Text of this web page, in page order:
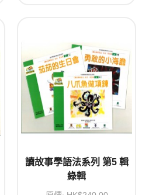
讀故事學語法系列 第5 輯
綠輯